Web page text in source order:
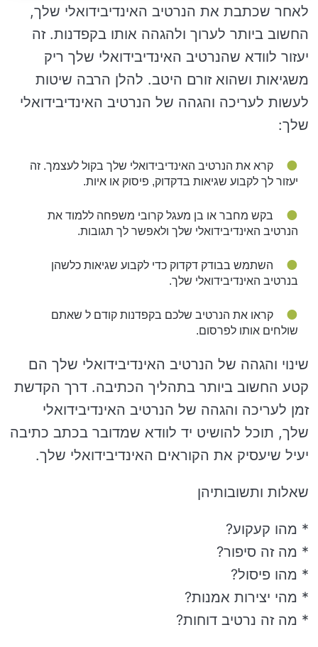
לאחר שכתבת את הנרטיב האינדיבידואלי שלך,
החשוב ביותר לערוך ולהגהה אותו בקפדנות. זה
יעזור לוודא שהנרטיב האינדיבידואלי שלך ריק
משגיאות ושהוא זורם היטב. להלן הרבה שיטות
לעשות לעריכה והגהה של הנרטיב האינדיבידואלי
שלך:
קרא את הנרטיב האינדיבידואלי שלך בקול לעצמך. זה
יעזור לך לקבוע שגיאות בדקדוק, פיסוק או איות.
בקש מחבר או בן מעגל קרובי משפחה ללמוד את
הנרטיב האינדיבידואלי שלך ולאפשר לך תגובות.
השתמש בבודק דקדוק כדי לקבוע שגיאות כלשהן
בנרטיב האינדיבידואלי שלך.
קראו את הנרטיב שלכם בקפדנות קודם ל שאתם
שולחים אותו לפרסום.
שינוי והגהה של הנרטיב האינדיבידואלי שלך הם
קטע החשוב ביותר בתהליך הכתיבה. דרך הקדשת
זמן לעריכה והגהה של הנרטיב האינדיבידואלי
שלך, תוכל להושיט יד לוודא שמדובר בכתב כתיבה
יעיל שיעסיק את הקוראים האינדיבידואלי שלך.
שאלות ותשובותיהן
* מהו קעקוע?
* מה זה סיפור?
* מהו פיסול?
* מהי יצירות אמנות?
* מה זה נרטיב דוחות?